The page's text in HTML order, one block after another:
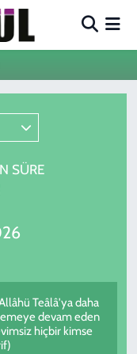
SÜRE
Teâlâ'ya daha
devam eden
hiçbir kimse